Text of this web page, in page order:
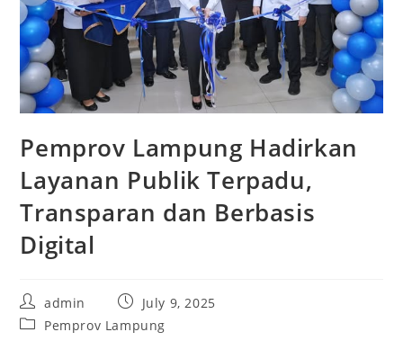
Pemprov Lampung Hadirkan
Layanan Publik Terpadu,
Transparan dan Berbasis
Digital
Post
author:
admin
PostJuly 9, 2025
PostPemprov Lampung